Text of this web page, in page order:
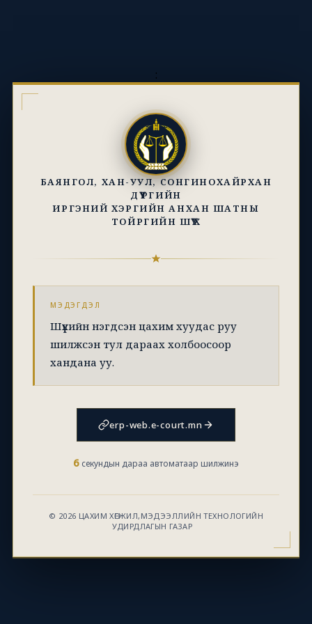
:
БАЯНГОЛ, ХАН-УУЛ, СОНГИНОХАЙРХАН
ДҮҮРГИЙН
ИРГЭНИЙ ХЭРГИЙН АНХАН ШАТНЫ
ТОЙРГИЙН ШҮҮХ
МЭДЭГДЭЛ
Шүүхийн нэгдсэн цахим хуудас руу
шилжсэн тул дараах холбоосоор
хандана уу.
erp-web.e-court.mn
6 секундын дараа автоматаар шилжинэ
© 2026 ЦАХИМ ХӨГЖИЛ,МЭДЭЭЛЛИЙН ТЕХНОЛОГИЙН
УДИРДЛАГЫН ГАЗАР